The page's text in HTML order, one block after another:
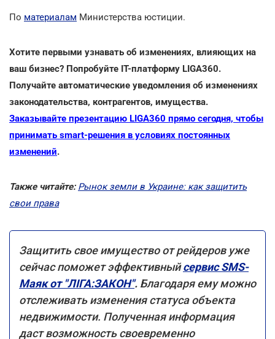
По материалам Министерства юстиции.
Хотите первыми узнавать об изменениях, влияющих на
ваш бизнес? Попробуйте IT-платформу LIGA360.
Получайте автоматические уведомления об изменениях
законодательства, контрагентов, имущества.
Заказывайте презентацию LIGA360 прямо сегодня, чтобы
принимать smart-решения в условиях постоянных
изменений.
Также читайте: Рынок земли в Украине: как защитить
свои права
Защитить свое имущество от рейдеров уже
сейчас поможет эффективныйсервис SMS-
Маяк от "ЛІГА:ЗАКОН". Благодаря ему можно
отслеживать изменения статуса объекта
недвижимости. Полученная информация
даст возможность своевременно